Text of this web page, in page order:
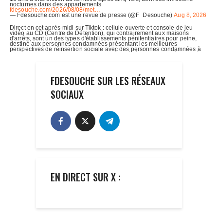
FDESOUCHE SUR LES RÉSEAUX
SOCIAUX
EN DIRECT SUR X :